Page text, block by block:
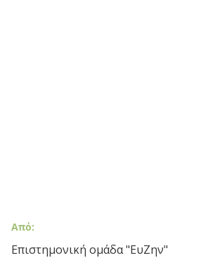
Από:
Επιστημονική ομάδα "ΕυΖην"